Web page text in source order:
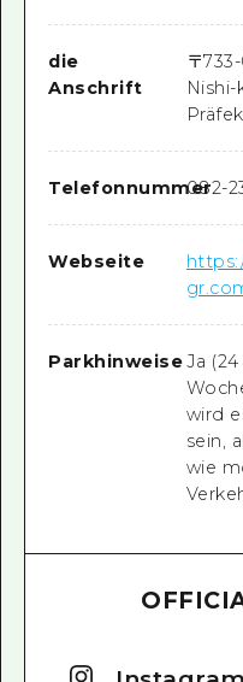
die
Anschrift
〒
Telefonnummer
082-
Webseite
ParkhinweiseJa
wird
sein,
wie